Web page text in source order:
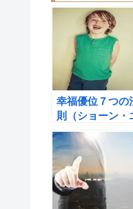
幸福優位７つの
則（ショーン・
イカー著）の書
＃習慣化